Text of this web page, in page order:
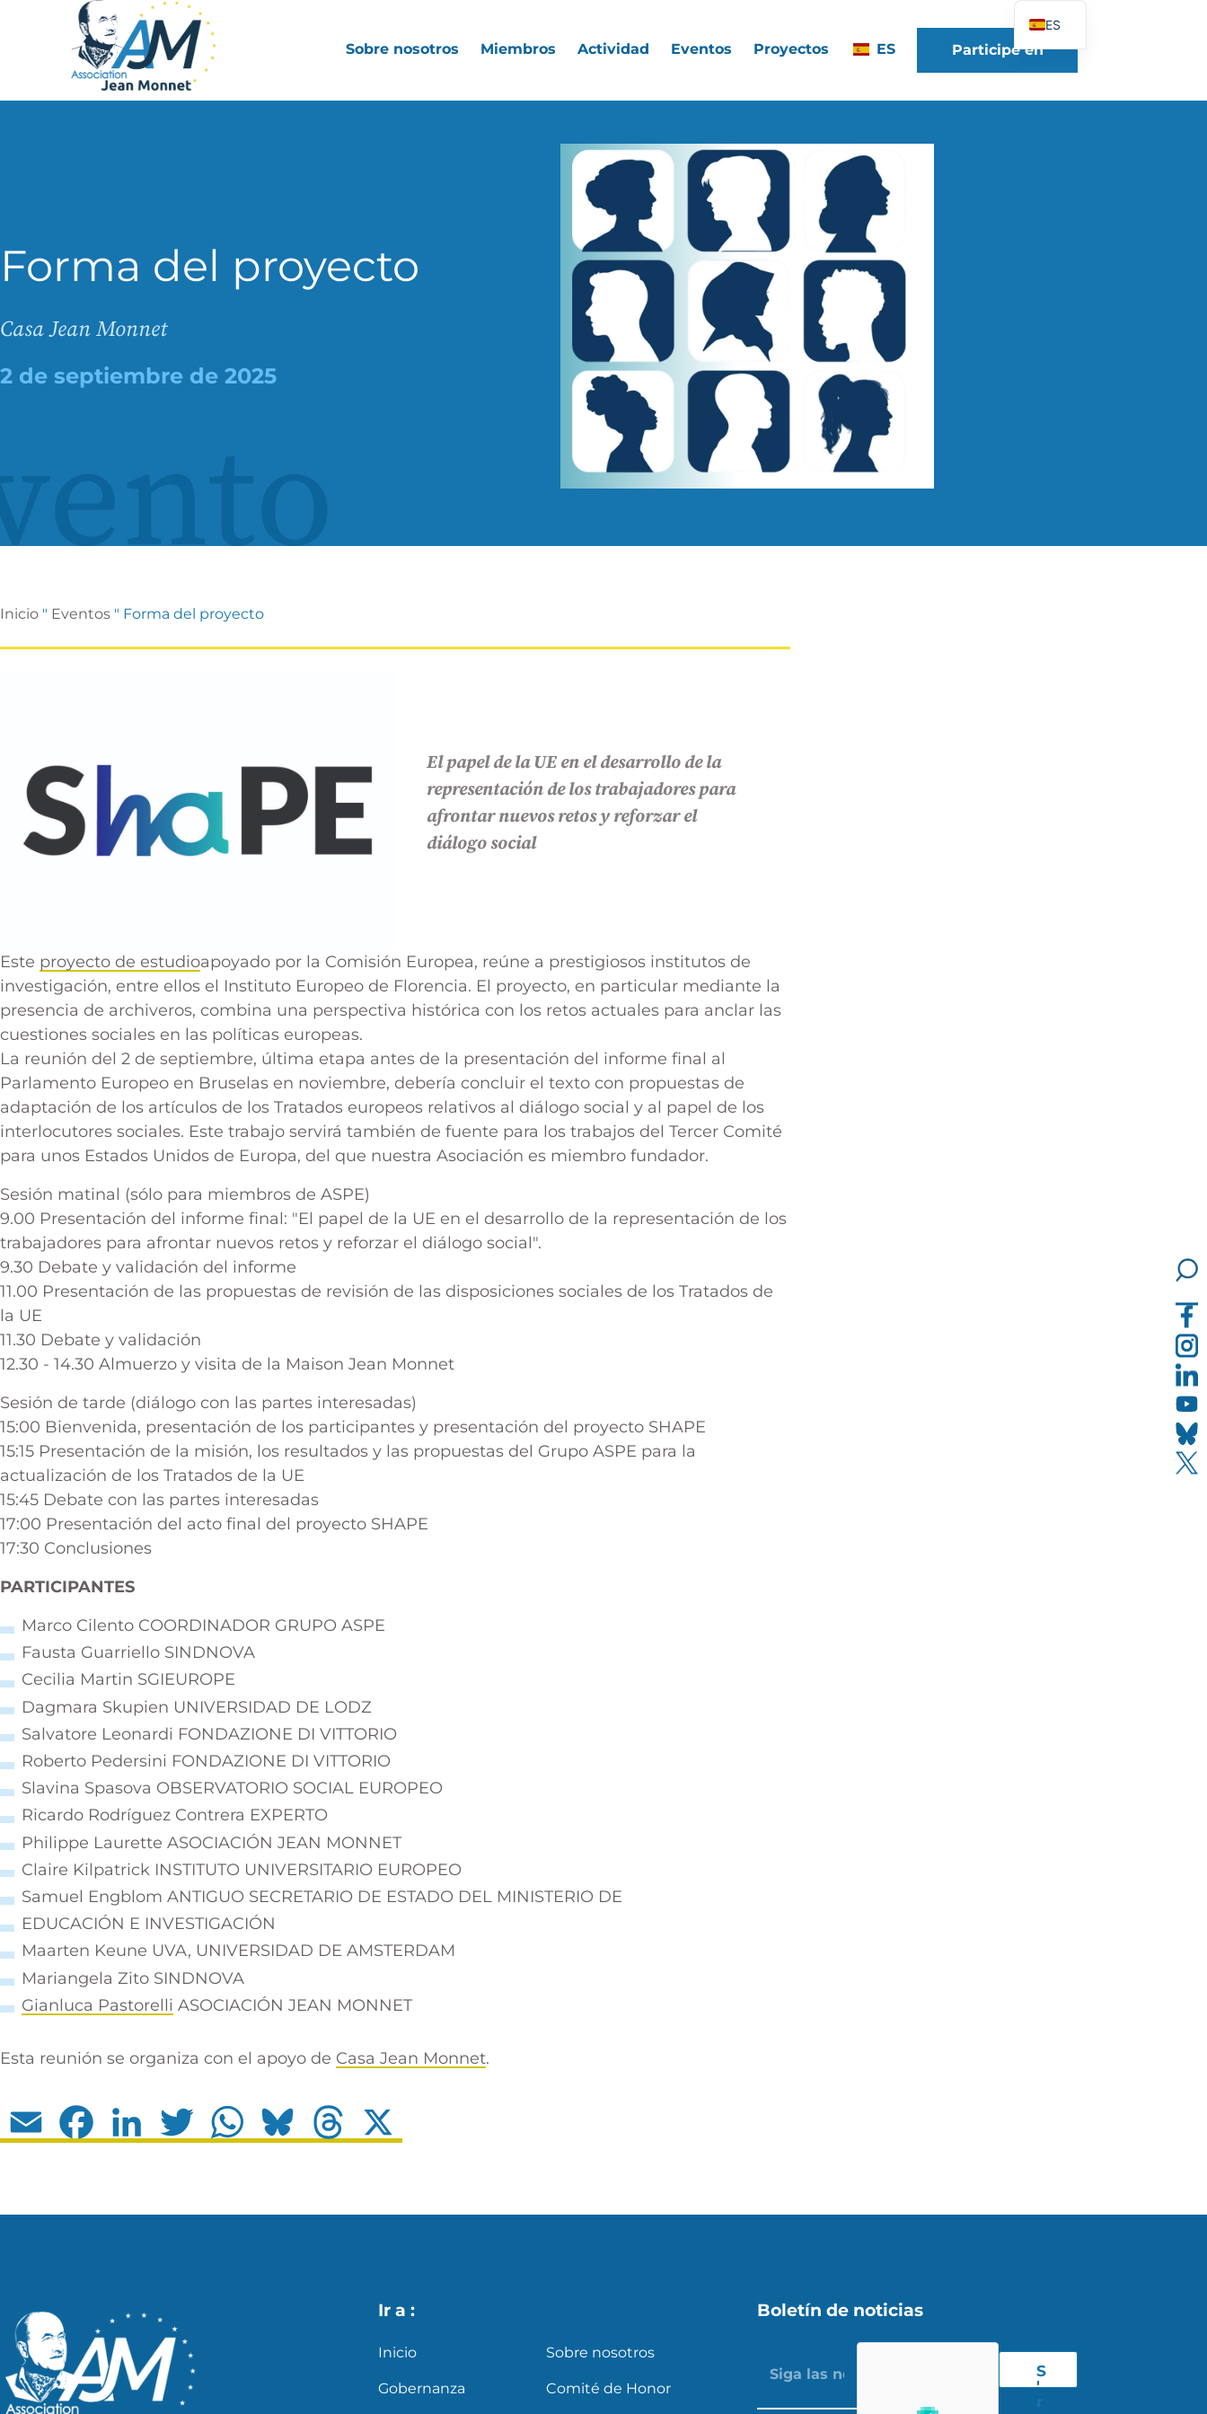
Sobre nosotros Miembros Actividad Eventos Proyectos ES Participe en
Forma del proyecto
Casa Jean Monnet
2 de septiembre de 2025
Inicio " Eventos " Forma del proyecto
El papel de la UE en el desarrollo de la
representación de los trabajadores para
afrontar nuevos retos y reforzar el
diálogo social
Este proyecto de estudioapoyado por la Comisión Europea, reúne a prestigiosos institutos de
investigación, entre ellos el Instituto Europeo de Florencia. El proyecto, en particular mediante la
presencia de archiveros, combina una perspectiva histórica con los retos actuales para anclar las
cuestiones sociales en las políticas europeas.
La reunión del 2 de septiembre, última etapa antes de la presentación del informe final al
Parlamento Europeo en Bruselas en noviembre, debería concluir el texto con propuestas de
adaptación de los artículos de los Tratados europeos relativos al diálogo social y al papel de los
interlocutores sociales. Este trabajo servirá también de fuente para los trabajos del Tercer Comité
para unos Estados Unidos de Europa, del que nuestra Asociación es miembro fundador.
Sesión matinal (sólo para miembros de ASPE)
9.00 Presentación del informe final: "El papel de la UE en el desarrollo de la representación de los
trabajadores para afrontar nuevos retos y reforzar el diálogo social".
9.30 Debate y validación del informe
11.00 Presentación de las propuestas de revisión de las disposiciones sociales de los Tratados de
la UE
11.30 Debate y validación
12.30 - 14.30 Almuerzo y visita de la Maison Jean Monnet
Sesión de tarde (diálogo con las partes interesadas)
15:00 Bienvenida, presentación de los participantes y presentación del proyecto SHAPE
15:15 Presentación de la misión, los resultados y las propuestas del Grupo ASPE para la
actualización de los Tratados de la UE
15:45 Debate con las partes interesadas
17:00 Presentación del acto final del proyecto SHAPE
17:30 Conclusiones
PARTICIPANTES
Marco Cilento COORDINADOR GRUPO ASPE
Fausta Guarriello SINDNOVA
Cecilia Martin SGIEUROPE
Dagmara Skupien UNIVERSIDAD DE LODZ
Salvatore Leonardi FONDAZIONE DI VITTORIO
Roberto Pedersini FONDAZIONE DI VITTORIO
Slavina Spasova OBSERVATORIO SOCIAL EUROPEO
Ricardo Rodríguez Contrera EXPERTO
Philippe Laurette ASOCIACIÓN JEAN MONNET
Claire Kilpatrick INSTITUTO UNIVERSITARIO EUROPEO
Samuel Engblom ANTIGUO SECRETARIO DE ESTADO DEL MINISTERIO DE
EDUCACIÓN E INVESTIGACIÓN
Maarten Keune UVA, UNIVERSIDAD DE AMSTERDAM
Mariangela Zito SINDNOVA
Gianluca Pastorelli ASOCIACIÓN JEAN MONNET
Esta reunión se organiza con el apoyo de Casa Jean Monnet.
Email FacebookLinkedIn Twitter WhatsAppBluesky Threads
Ir a :
Inicio Sobre nosotros
Gobernanza Comité de Honor
Boletín de noticias
S
'
ES
FR